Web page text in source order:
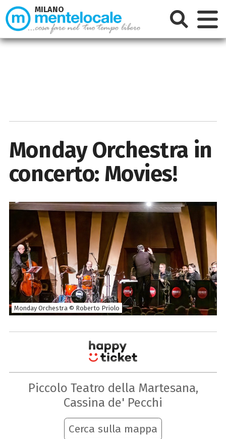
Monday Orchestra in
concerto: Movies!
Monday Orchestra © Roberto Priolo
Piccolo Teatro della Martesana,
Cassina de' Pecchi
Cerca sulla mappa
MILANO